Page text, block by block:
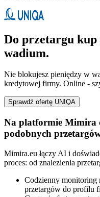
Do przetargu kup
wadium.
Nie blokujesz pieniędzy w
kredytowej firmy. Online -
Sprawdź ofertę UNIQA
Na platformie Mimira
podobnych
Mimira.eu łączy AI i
proces: od znalezienia
Codzienny monitoring
przetargów do profilu